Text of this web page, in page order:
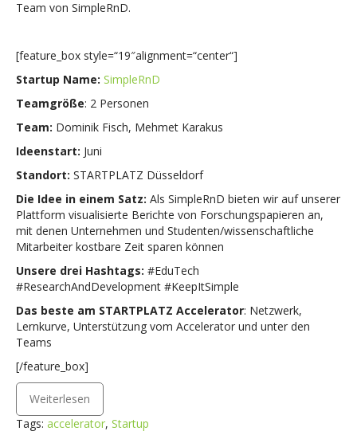
Team von SimpleRnD.
[feature_box style=“19″alignment=“center“]
Startup Name: SimpleRnD
Teamgröße: 2 Personen
Team: Dominik Fisch, Mehmet Karakus
Ideenstart: Juni
Standort: STARTPLATZ Düsseldorf
Die Idee in einem Satz: Als SimpleRnD bieten wir auf unserer
Plattform visualisierte Berichte von Forschungspapieren an,
mit denen Unternehmen und Studenten/wissenschaftliche
Mitarbeiter kostbare Zeit sparen können
Unsere drei Hashtags: #EduTech
#ResearchAndDevelopment #KeepItSimple
Das beste am STARTPLATZ Accelerator: Netzwerk,
Lernkurve, Unterstützung vom Accelerator und unter den
Teams
[/feature_box]
Weiterlesen
Tags: accelerator, Startup